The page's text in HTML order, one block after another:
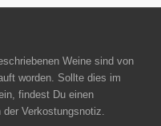
Weine sind von
worden. Sollte dies im
findest Du einen
Verkostungsnotiz.